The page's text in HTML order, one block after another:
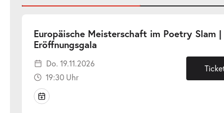
Europäische Meisterschaft im Poetry Slam |
Eröffnungsgala
Do. 19.11.2026
19:30 Uhr